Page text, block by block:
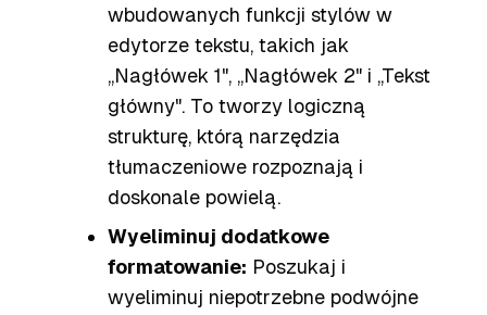
wbudowanych funkcji stylów w
edytorze tekstu, takich jak
„Nagłówek 1", „Nagłówek 2" i „Tekst
główny". To tworzy logiczną
strukturę, którą narzędzia
tłumaczeniowe rozpoznają i
doskonale powielą.
Wyeliminuj dodatkowe
formatowanie: Poszukaj i
wyeliminuj niepotrzebne podwójne